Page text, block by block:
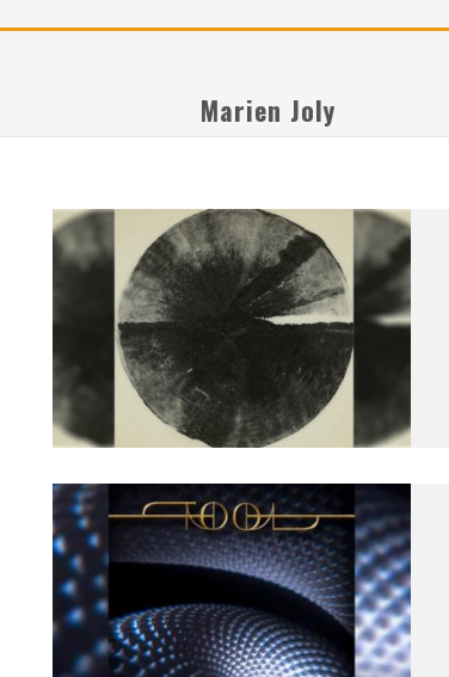
TON CIEL
RETOUR
EST DE RETOUR
COLLAPSE
SES SHOWS AU QUÉBEC
Marien Joly